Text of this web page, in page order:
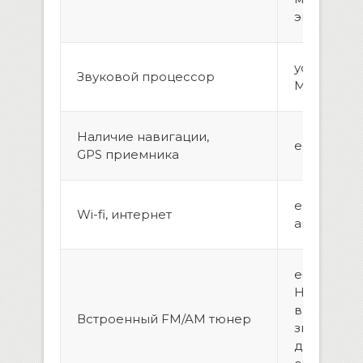
экран,
Звуковой процессор
MOSFET
Наличие навигации,
GPS приемника
есть
Wi-fi, интернет
есть,
антенна
Встроенный FM/AM тюнер
есть,
HD Radio
выдает
звучание,
даже при